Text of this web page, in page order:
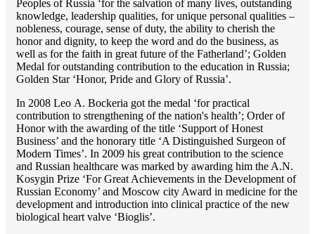
Peoples of Russia ‘for the salvation of many lives, outstanding
knowledge, leadership qualities, for unique personal qualities –
nobleness, courage, sense of duty, the ability to cherish the
honor and dignity, to keep the word and do the business, as
well as for the faith in great future of the Fatherland’; Golden
Medal for outstanding сontribution to the education in Russia;
Golden Star ‘Honor, Pride and Glory of Russia’.
In 2008 Lео A. Bockeria got the medal ‘for practical
contribution to strengthening of the nation's health’; Order of
Honor with the awarding of the title ‘Support of Honest
Business’ and the honorary title ‘A Distinguished Surgeon of
Modern Times’. In 2009 his great contribution to the science
and Russian healthcare was marked by awarding him the A.N.
Kosygin Prize ‘For Great Achievements in the Development of
Russian Economy’ and Moscow city Award in medicine for the
development and introduction into clinical practice of the new
biological heart valve ‘Bioglis’.